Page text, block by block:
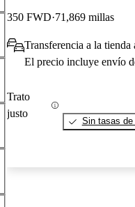
350 FWD 71,869 millas
Transferencia a la
El precio incluye envío
Trato
justo
Sin tasas de